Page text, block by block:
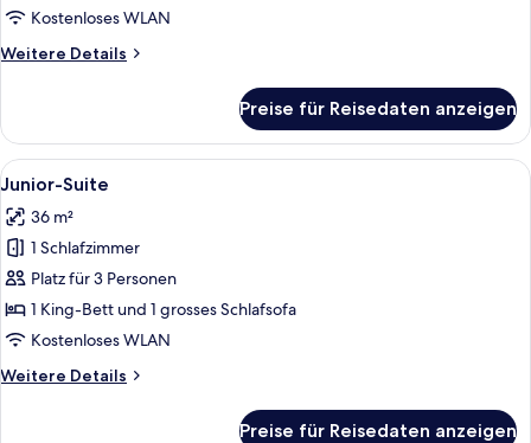
Kostenloses WLAN
Weitere Details
Weitere
Zimmer
Preise für Reisedaten anzeigen
Alle
Fotos
für
Junior-
Suite
anzeigen
Ein modernes Schlafzimmer mit
4
Junior-Suite
36 m²
1 Schlafzimmer
Platz für 3 Personen
1 King-Bett und 1 grosses Schlafsofa
Kostenloses WLAN
Weitere Details
Weitere
Preise für Reisedaten anzeigen